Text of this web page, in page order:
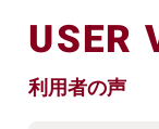
USER
利用者の声